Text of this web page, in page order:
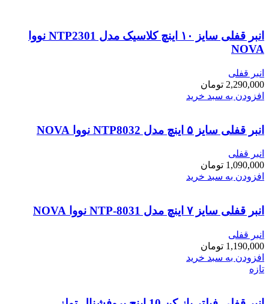
انبر قفلی سایز ۱۰ اینچ کلاسیک مدل NTP2301 نووا
NOVA
انبر قفلی
2,290,000 تومان
افزودن به سبد خرید
انبر قفلی سایز ۵ اینچ مدل NTP8032 نووا NOVA
انبر قفلی
1,090,000 تومان
افزودن به سبد خرید
انبر قفلی سایز ۷ اینچ مدل NTP-8031 نووا NOVA
انبر قفلی
1,190,000 تومان
افزودن به سبد خرید
تازه